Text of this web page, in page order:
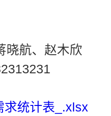
晓航、赵木欣
求统计表_.xlsx